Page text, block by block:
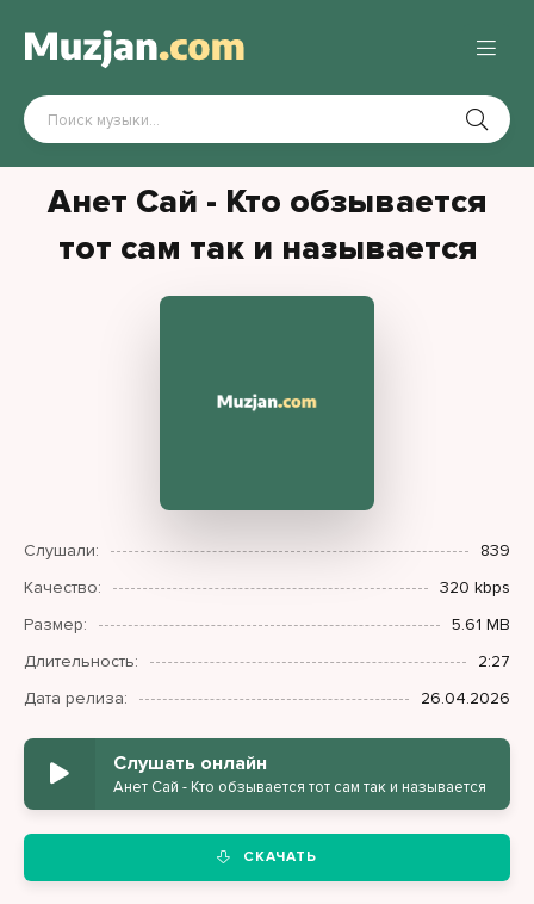
Анет Сай - Кто обзывается
тот сам так и называется
Слушали:
839
Качество:
320 kbps
Размер:
5.61 MB
Длительность:
2:27
Дата релиза:
26.04.2026
Слушать онлайн
Анет Сай - Кто обзывается тот сам так и называется
СКАЧАТЬ